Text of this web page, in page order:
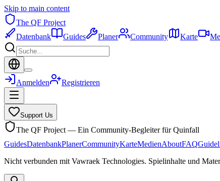
Skip to main content
The QF Project
Datenbank
Guides Planer Community Karte
Anmelden Registrieren
Support Us
The QF Project — Ein Community-Begleiter für Quinfall
GuidesDatenbankPlanerCommunityKarteMedienAboutFAQ
Nicht verbunden mit Vawraek Technologies. Spielinhalte und